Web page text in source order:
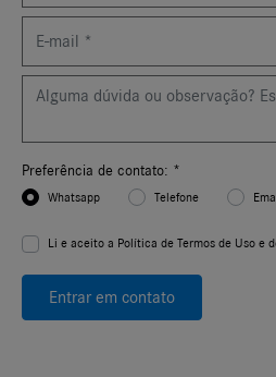
Preferência de contato: *
Whatsapp Telefone
Li e aceito a Política de Termos de Uso e
Entrar em contato